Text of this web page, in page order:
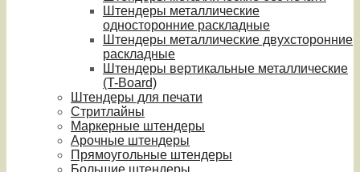
Штендеры металлические
односторонние раскладные
Штендеры металлические двухсторонние
раскладные
Штендеры вертикальные металлические
(T-Board)
Штендеры для печати
Стритлайны
Маркерные штендеры
Арочные штендеры
Прямоугольные штендеры
Большие штендеры